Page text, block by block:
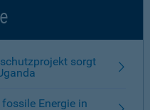
sorgt
Energie in